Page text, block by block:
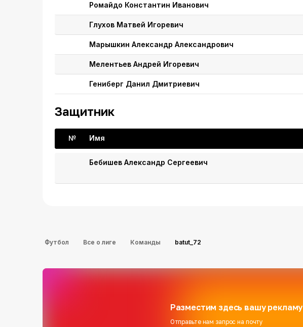
Футбол Все о лиге Команды batut_72
Ромайдо Константин Иванович
Глухов Матвей Игоревич
Марышкин Александр Александрович
Мелентьев Андрей Игоревич
Гениберг Данил Дмитриевич
Защитник
№ Имя
Бебишев Александр Сергеевич
Разместим здесь вашу рекламу
Отправьте нам запрос на почту